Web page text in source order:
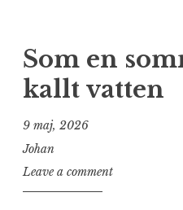
Som en
kallt vatten
9 maj, 2026
Johan
Leave a comment